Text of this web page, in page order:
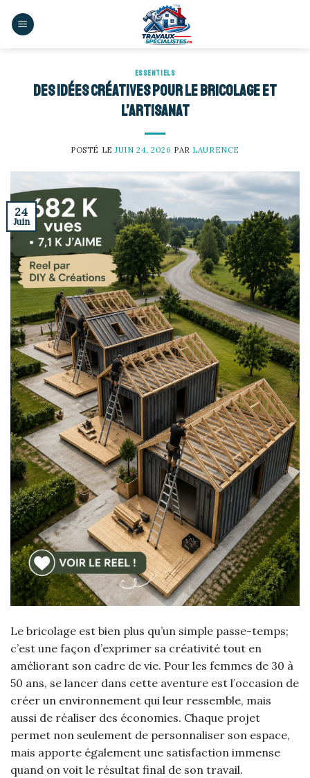
ESSENTIELS
Des idées créatives pour le bricolage et
l’artisanat
POSTÉ LEJUIN 24, 2026 PAR LAURENCE
24
Juin
Le bricolage est bien plus qu’un simple passe-temps;
c’est une façon d’exprimer sa créativité tout en
améliorant son cadre de vie. Pour les femmes de 30 à
50 ans, se lancer dans cette aventure est l’occasion de
créer un environnement qui leur ressemble, mais
aussi de réaliser des économies. Chaque projet
permet non seulement de personnaliser son espace,
mais apporte également une satisfaction immense
quand on voit le résultat final de son travail.